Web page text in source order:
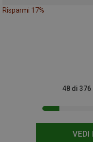
Risparmi 17%
VEDI
48 di